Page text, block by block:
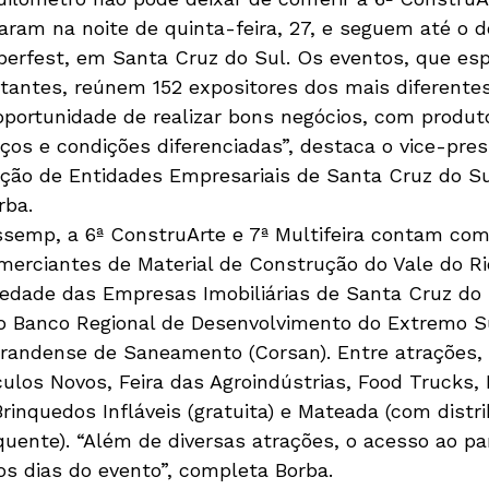
na noite de quinta-feira, 27, e seguem até o
em Santa Cruz do Sul. Os eventos, que
reúnem 152 expositores dos mais
de realizar bons negócios, com
e condições diferenciadas”, destaca o vice-
de Entidades Empresariais de Santa Cruz do
a 6ª ConstruArte e 7ª Multifeira contam
de Material de Construção do Vale do
das Empresas Imobiliárias de Santa Cruz
Regional de Desenvolvimento do Extremo
de Saneamento (Corsan). Entre
Novos, Feira das Agroindústrias, Food
Infláveis (gratuita) e Mateada (com
“Além de diversas atrações, o acesso ao
dias do evento”, completa Borba.